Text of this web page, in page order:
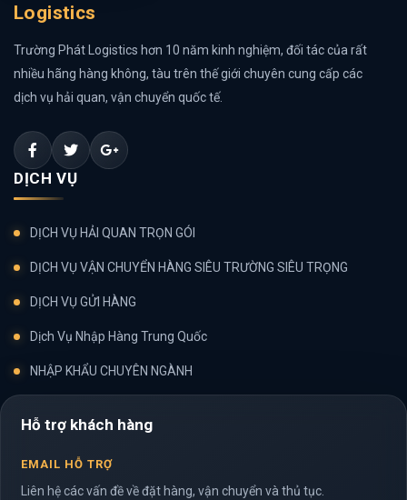
Logistics
Trường Phát Logistics hơn 10 năm kinh nghiệm, đối tác của rất
nhiều hãng hàng không, tàu trên thế giới chuyên cung cấp các
dịch vụ hải quan, vận chuyển quốc tế.
DỊCH VỤ
DỊCH VỤ HẢI QUAN TRỌN GÓI
DỊCH VỤ VẬN CHUYỂN HÀNG SIÊU TRƯỜNG SIÊU TRỌNG
DỊCH VỤ GỬI HÀNG
Dịch Vụ Nhập Hàng Trung Quốc
NHẬP KHẨU CHUYÊN NGÀNH
Hỗ trợ khách hàng
EMAIL HỖ TRỢ
Liên hệ các vấn đề về đặt hàng, vận chuyển và thủ tục.